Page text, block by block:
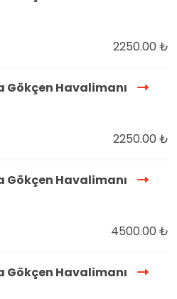
2250.00 ₺
Gökçen Havalimanı
2250.00 ₺
Gökçen Havalimanı
4500.00 ₺
Gökçen Havalimanı